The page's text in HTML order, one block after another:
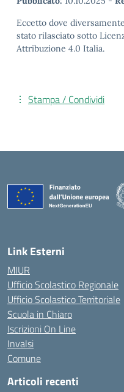
Eccetto dove
stato rilasciato sotto
Attribuzione 4.0 Italia.
Stampa / Condividi
Link Esterni
MIUR
Ufficio Scolastico Regionale
Ufficio Scolastico Territoriale
Scuola in Chiaro
Iscrizioni On Line
Invalsi
Comune
Articoli recenti